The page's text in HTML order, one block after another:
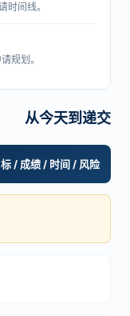
时间线。
规划。
从今天到递交
标 / 成绩 / 时间 / 风险